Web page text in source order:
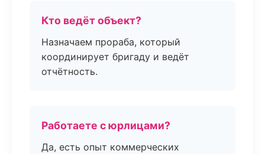
Кто ведёт объект?
Назначаем прораба, который
координирует бригаду и ведёт
отчётность.
Работаете с юрлицами?
Да, есть опыт коммерческих